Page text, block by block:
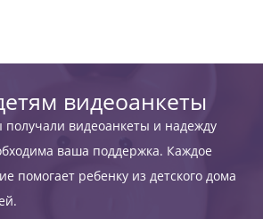
видеоанкеты
видеоанкеты и надежду
ваша поддержка. Каждое
помогает ребенку из детского дома